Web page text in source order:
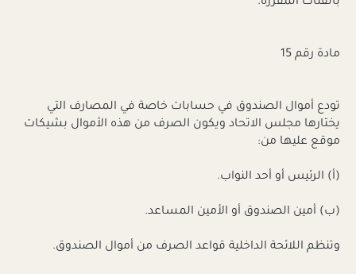
مادة رقم 15
تودع أموال الصندوق في حسابات خاصة في المصارف التي
يختارها مجلس الاتحاد ويكون الصرف من هذه الأموال بشيكات
موقع عليها من:
(أ‌) الرئيس أو أحد النواب.
(ب‌) أمين الصندوق أو الأمين المساعد.
وتنظم اللائحة الداخلية قواعد الصرف من أموال الصندوق.